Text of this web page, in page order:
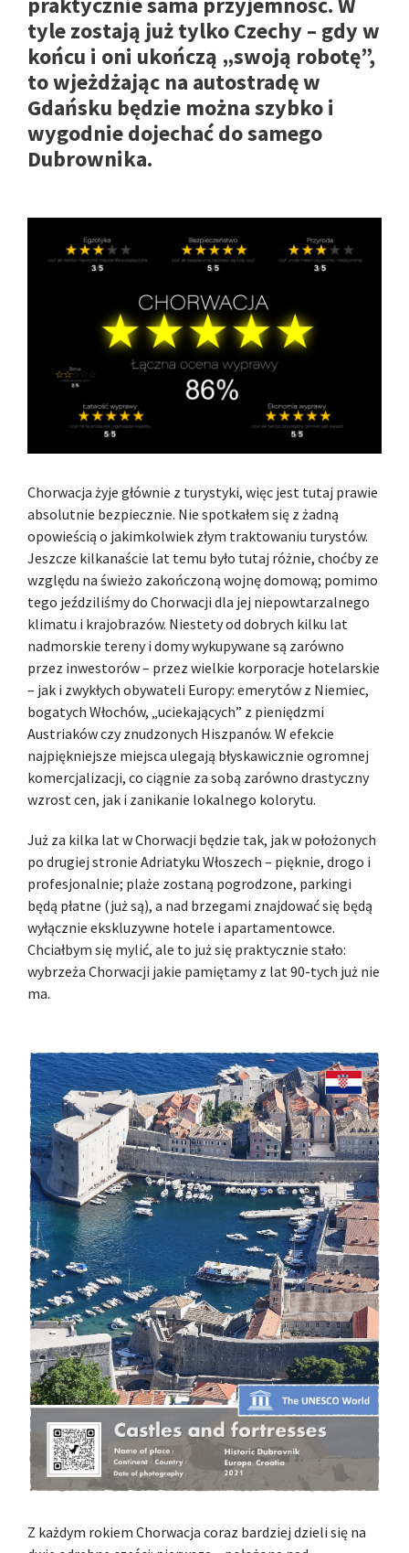
tyle zostają już tylko Czechy – gdy w
końcu i oni ukończą „swoją robotę”,
to wjeżdżając na autostradę w
Gdańsku będzie można szybko i
wygodnie dojechać do samego
Dubrownika.
Chorwacja żyje głównie z turystyki, więc jest tutaj prawie
absolutnie bezpiecznie. Nie spotkałem się z żadną
opowieścią o jakimkolwiek złym traktowaniu turystów.
Jeszcze kilkanaście lat temu było tutaj różnie, choćby ze
względu na świeżo zakończoną wojnę domową; pomimo
tego jeździliśmy do Chorwacji dla jej niepowtarzalnego
klimatu i krajobrazów. Niestety od dobrych kilku lat
nadmorskie tereny i domy wykupywane są zarówno
przez inwestorów – przez wielkie korporacje hotelarskie
– jak i zwykłych obywateli Europy: emerytów z Niemiec,
bogatych Włochów, „uciekających” z pieniędzmi
Austriaków czy znudzonych Hiszpanów. W efekcie
najpiękniejsze miejsca ulegają błyskawicznie ogromnej
komercjalizacji, co ciągnie za sobą zarówno drastyczny
wzrost cen, jak i zanikanie lokalnego kolorytu.
Już za kilka lat w Chorwacji będzie tak, jak w położonych
po drugiej stronie Adriatyku Włoszech – pięknie, drogo i
profesjonalnie; plaże zostaną pogrodzone, parkingi
będą płatne (już są), a nad brzegami znajdować się będą
wyłącznie ekskluzywne hotele i apartamentowce.
Chciałbym się mylić, ale to już się praktycznie stało:
wybrzeża Chorwacji jakie pamiętamy z lat 90-tych już nie
ma.
Z każdym rokiem Chorwacja coraz bardziej dzieli się na